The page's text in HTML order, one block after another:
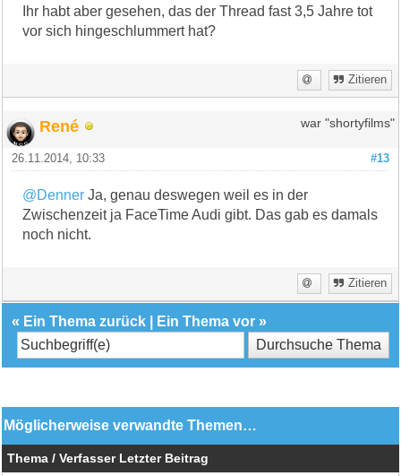
Ihr habt aber gesehen, das der Thread fast 3,5 Jahre tot
vor sich hingeschlummert hat?
Zitieren
René war "shortyfilms"
#13
26.11.2014, 10:33
@Denner Ja, genau deswegen weil es in der
Zwischenzeit ja FaceTime Audi gibt. Das gab es damals
noch nicht.
Zitieren
« Ein Thema zurück Ein Thema vor »
Möglicherweise verwandte Themen…
Thema / Verfasser Letzter Beitrag